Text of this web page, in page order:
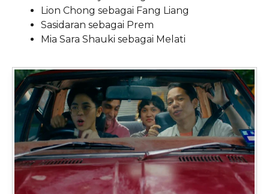
Lion Chong sebagai Fang Liang
Sasidaran sebagai Prem
Mia Sara Shauki sebagai Melati